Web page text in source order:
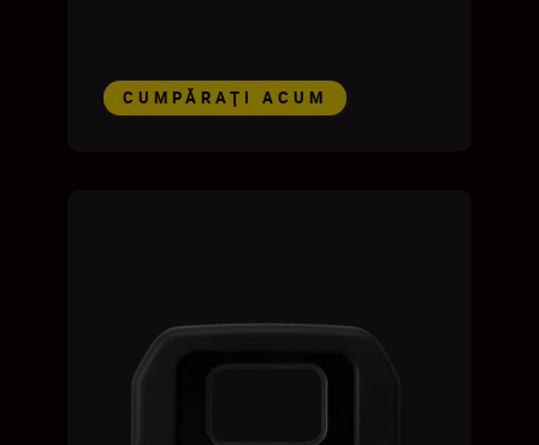
CUMPĂRAŢI ACUM